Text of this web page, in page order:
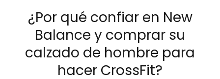
¿Por qué confiar en New
Balance y comprar su
calzado de hombre para
hacer CrossFit?